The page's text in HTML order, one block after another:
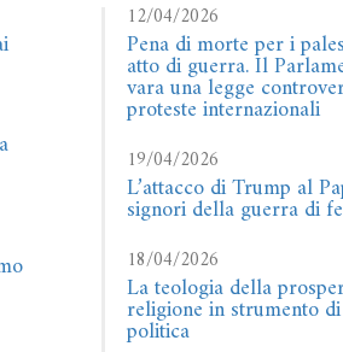
12/04/2026
Pena di morte per i
atto di guerra. Il
vara una legge
proteste internazionali
19/04/2026
L’attacco di Trump al
signori della guerra di
18/04/2026
La teologia della
religione in strumento
politica